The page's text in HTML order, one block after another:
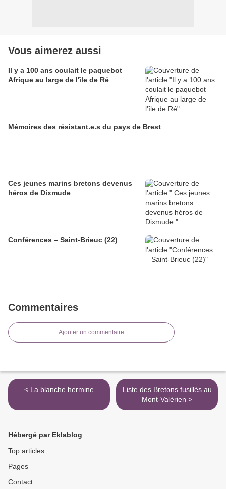
Vous aimerez aussi
Il y a 100 ans coulait le paquebot
Afrique au large de l'île de Ré
Mémoires des résistant.e.s du pays de Brest
Ces jeunes marins bretons devenus
héros de Dixmude
Conférences – Saint-Brieuc (22)
Commentaires
Ajouter un commentaire
< La blanche hermine
Liste des Bretons fusillés au
Mont-Valérien >
Hébergé par Eklablog
Top articles
Pages
Contact